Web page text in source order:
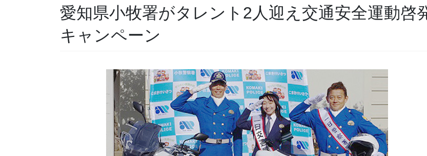
愛知県小牧署がタレント2人迎え交通安全運動啓発
キャンペーン